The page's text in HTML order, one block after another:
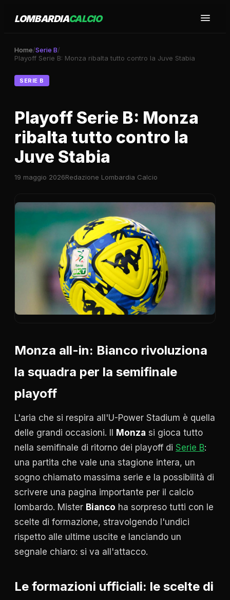
LOMBARDIACALCIO
Home/Serie B/
Playoff Serie B: Monza ribalta tutto contro la Juve Stabia
SERIE B
Playoff Serie B: Monza
ribalta tutto contro la
Juve Stabia
19 maggio 2026Redazione Lombardia Calcio
Monza all-in: Bianco rivoluziona
la squadra per la semifinale
playoff
L'aria che si respira all'U-Power Stadium è quella
delle grandi occasioni. Il Monza si gioca tutto
nella semifinale di ritorno dei playoff di Serie B:
una partita che vale una stagione intera, un
sogno chiamato massima serie e la possibilità di
scrivere una pagina importante per il calcio
lombardo. Mister Bianco ha sorpreso tutti con le
scelte di formazione, stravolgendo l'undici
rispetto alle ultime uscite e lanciando un
segnale chiaro: si va all'attacco.
Le formazioni ufficiali: le scelte di